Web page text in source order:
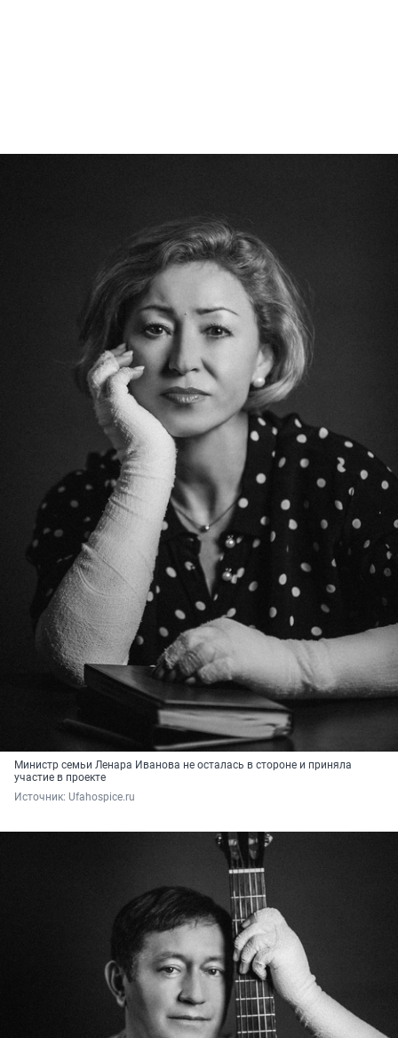
Министр семьи Ленара Иванова не осталась в стороне и приняла
участие в проекте
Источник: Ufahospice.ru